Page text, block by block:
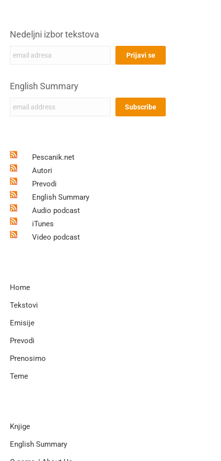
Nedeljni izbor tekstova
English Summary
Pescanik.net
Autori
Prevodi
English Summary
Audio podcast
iTunes
Video podcast
Home
Tekstovi
Emisije
Prevodi
Prenosimo
Teme
Knjige
English Summary